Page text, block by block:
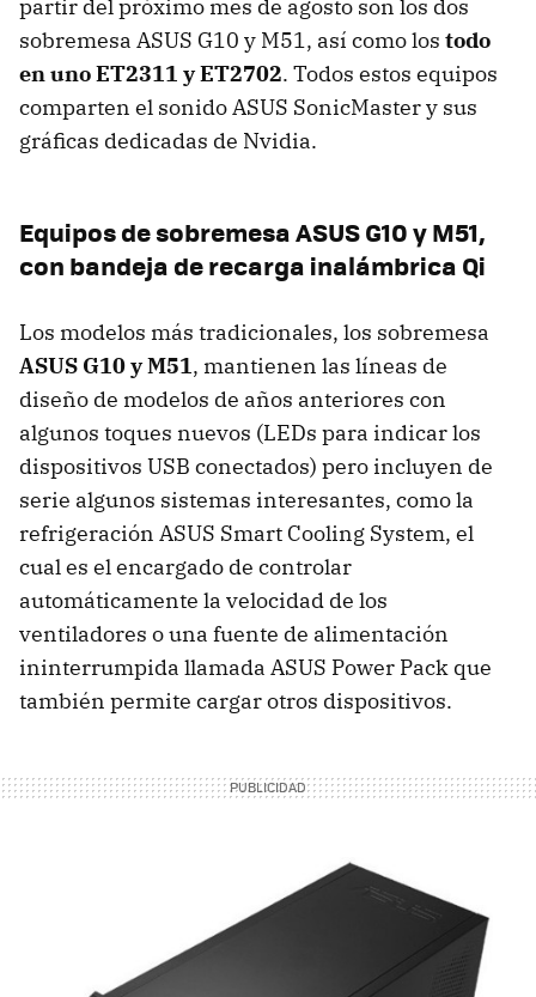
partir del próximo mes de agosto son los dos
sobremesa ASUS G10 y M51, así como los todo
en uno ET2311 y ET2702. Todos estos equipos
comparten el sonido ASUS SonicMaster y sus
gráficas dedicadas de Nvidia.
Equipos de sobremesa ASUS G10 y M51,
con bandeja de recarga inalámbrica Qi
Los modelos más tradicionales, los sobremesa
ASUS G10 y M51, mantienen las líneas de
diseño de modelos de años anteriores con
algunos toques nuevos (LEDs para indicar los
dispositivos USB conectados) pero incluyen de
serie algunos sistemas interesantes, como la
refrigeración ASUS Smart Cooling System, el
cual es el encargado de controlar
automáticamente la velocidad de los
ventiladores o una fuente de alimentación
ininterrumpida llamada ASUS Power Pack que
también permite cargar otros dispositivos.